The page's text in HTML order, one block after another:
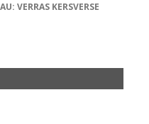
VERRAS KERSVERSE